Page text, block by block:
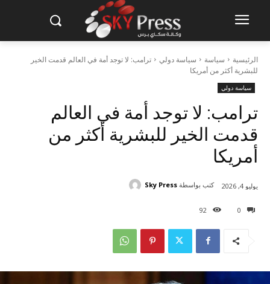
الرئيسية سياسة سياسة دولي
ترامب: لا توجد أمة في العالم قدمت الخير
للبشرية أكثر من أمريكا
سياسة دولي
ترامب: لا توجد أمة في العالم
قدمت الخير للبشرية أكثر من
أمريكا
0
92
يوليو 4, 2026 كتب بواسطة Sky Press